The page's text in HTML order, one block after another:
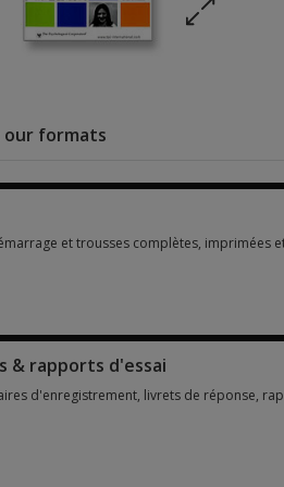
our formats
et trousses complètes, imprimées
& rapports d'essai
d'enregistrement, livrets de réponse,